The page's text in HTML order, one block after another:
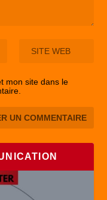
mon site dans le